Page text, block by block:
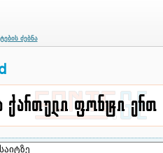
ძებნა